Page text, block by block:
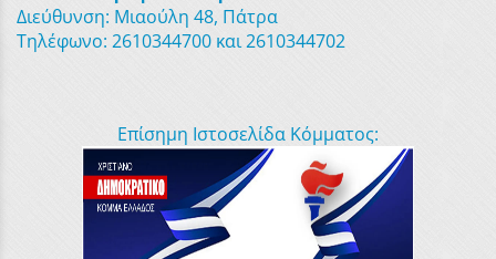
Διεύθυνση: Μιαούλη 48, Πάτρα
Τηλέφωνο: 2610344700 και 2610344702
Επίσημη Ιστοσελίδα Κόμματος: